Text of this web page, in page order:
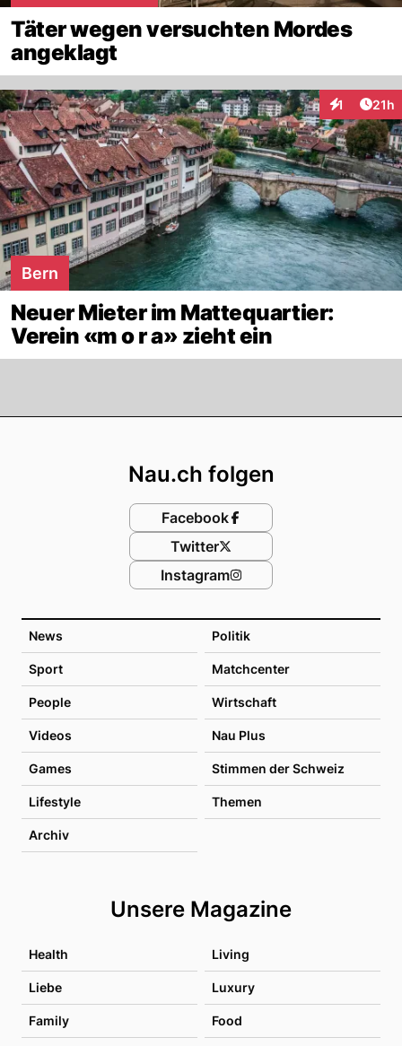
Täter wegen versuchten Mordes
angeklagt
1 21h
Bern
Neuer Mieter im Mattequartier:
Verein «m o r a» zieht ein
News Politik
Sport Matchcenter
People Wirtschaft
Videos Nau Plus
Games Stimmen der Schweiz
Lifestyle Themen
Archiv
Unsere Magazine
Health Living
Liebe Luxury
Family Food
Nau.ch folgen
Facebook
Twitter
Instagram